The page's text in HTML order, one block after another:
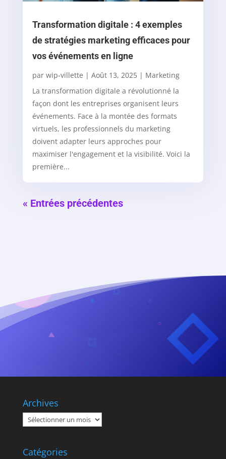
Transformation digitale : 4 exemples
de stratégies marketing efficaces pour
vos événements en ligne
par wip-villette | Août 13, 2025| Marketing
La transformation digitale a révolutionné la
façon dont les entreprises organisent leurs
événements. Face à la montée des formats
virtuels, les professionnels du marketing
doivent adapter leurs approches pour
maximiser l'engagement et la visibilité. Voici la
première...
« Entrées précédentes
Archives
Archives
Catégories